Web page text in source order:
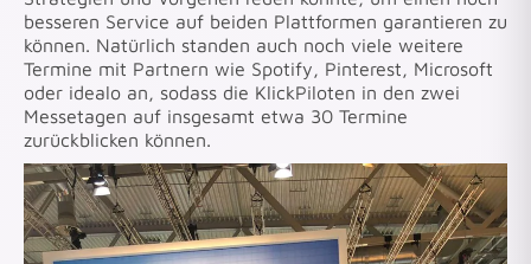
besseren Service auf beiden Plattformen garantieren zu
können. Natürlich standen auch noch viele weitere
Termine mit Partnern wie Spotify, Pinterest, Microsoft
oder idealo an, sodass die KlickPiloten in den zwei
Messetagen auf insgesamt etwa 30 Termine
zurückblicken können.